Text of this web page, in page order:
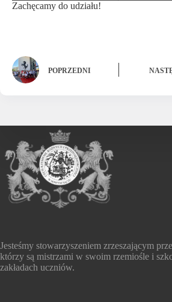
Zachęcamy do udziału!
POPRZEDNI
Jesteśmy stowarzyszeniem zrzeszającym
którzy są mistrzami w swoim rzemiośle i
zakładach uczniów.